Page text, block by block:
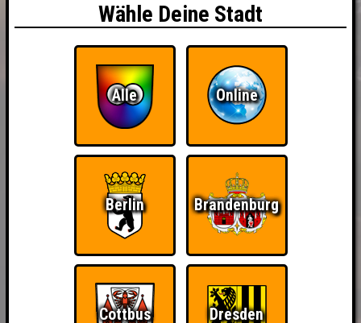
Wähle Deine Stadt
Alle Online
Berlin Brandenburg
Cottbus Dresden